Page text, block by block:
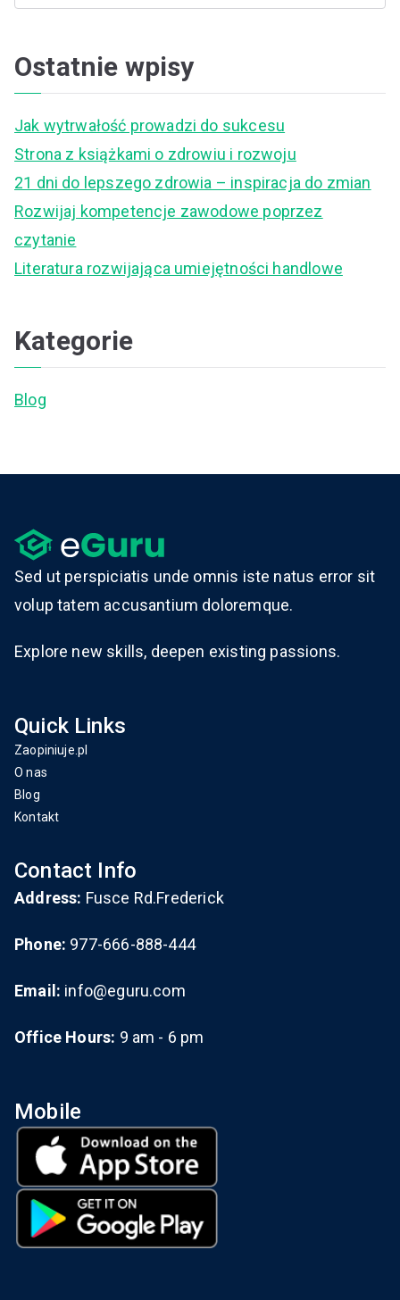
Ostatnie wpisy
Jak wytrwałość prowadzi do sukcesu
Strona z książkami o zdrowiu i rozwoju
21 dni do lepszego zdrowia – inspiracja do zmian
Rozwijaj kompetencje zawodowe poprzez
czytanie
Literatura rozwijająca umiejętności handlowe
Kategorie
Blog
Sed ut perspiciatis unde omnis iste natus error sit
volup tatem accusantium doloremque.
Explore new skills, deepen existing passions.
Quick Links
Zaopiniuje.pl
O nas
Blog
Kontakt
Contact Info
Address: Fusce Rd.Frederick
Phone: 977-666-888-444
Email: info@eguru.com
Office Hours: 9 am - 6 pm
Mobile